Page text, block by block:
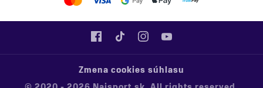
Zmena cookies súhlasu